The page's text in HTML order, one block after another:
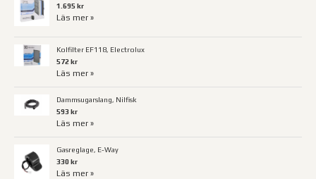
1.695 kr
Läs mer »
Kolfilter EF118, Electrolux
572 kr
Läs mer »
Dammsugarslang, Nilfisk
593 kr
Läs mer »
Gasreglage, E-Way
330 kr
Läs mer »